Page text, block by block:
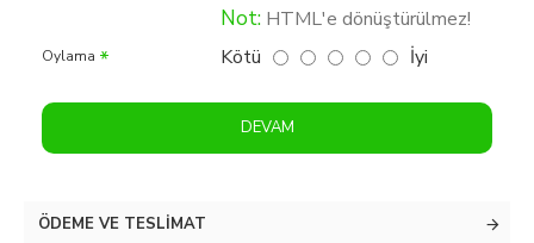
Not: HTML'e dönüştürülmez!
Oylama Kötü İyi
DEVAM
ÖDEME VE TESLIMAT